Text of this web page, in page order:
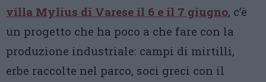
villa Mylius di Varese il 6 e il 7 giugno, c’è
un progetto che ha poco a che fare con la
produzione industriale: campi di mirtilli,
erbe raccolte nel parco, soci greci con il